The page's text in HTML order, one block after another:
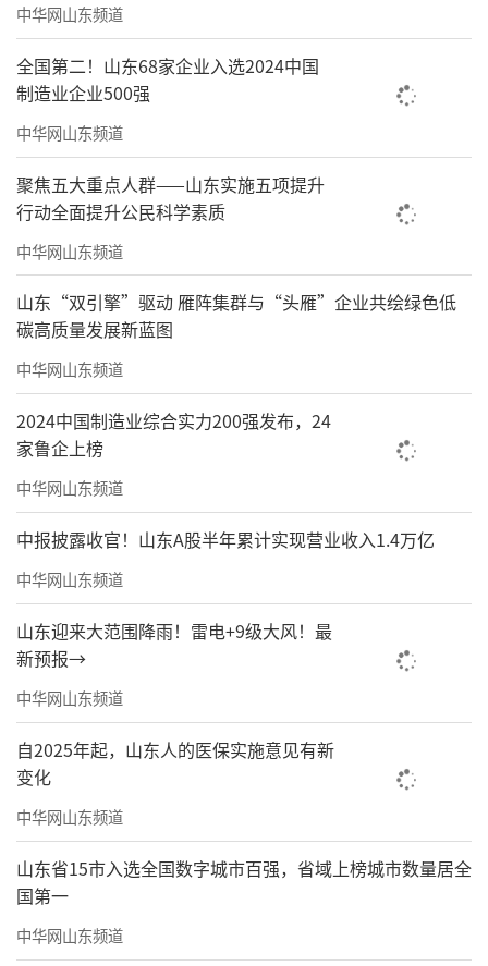
中华网山东频道
全国第二！山东68家企业入选2024中国
制造业企业500强
中华网山东频道
聚焦五大重点人群——山东实施五项提升
行动全面提升公民科学素质
中华网山东频道
山东“双引擎”驱动 雁阵集群与“头雁”企业共绘绿色低
碳高质量发展新蓝图
中华网山东频道
2024中国制造业综合实力200强发布，24
家鲁企上榜
中华网山东频道
中报披露收官！山东A股半年累计实现营业收入1.4万亿
中华网山东频道
山东迎来大范围降雨！雷电+9级大风！最
新预报→
中华网山东频道
自2025年起，山东人的医保实施意见有新
变化
中华网山东频道
山东省15市入选全国数字城市百强，省域上榜城市数量居全
国第一
中华网山东频道